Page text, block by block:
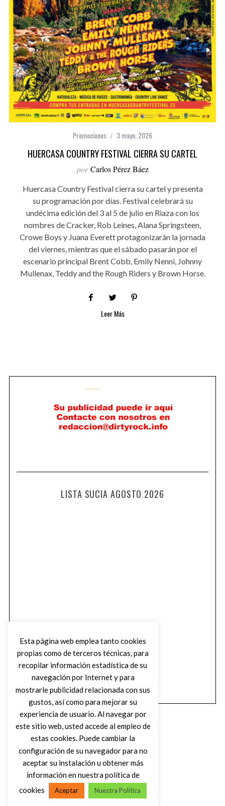
Promociones 3 mayo, 2026
HUERCASA COUNTRY FESTIVAL CIERRA SU CARTEL
por Carlos Pérez Báez
Huercasa Country Festival cierra su cartel y presenta
su programación por días. Festival celebrará su
undécima edición del 3 al 5 de julio en Riaza con los
nombres de Cracker, Rob Leines, Alana Springsteen,
Crowe Boys y Juana Everett protagonizarán la jornada
del viernes, mientras que el sábado pasarán por el
escenario principal Brent Cobb, Emily Nenni, Johnny
Mullenax, Teddy and the Rough Riders y Brown Horse.
Leer Más
LISTA SUCIA AGOSTO 2026
VOLVER AL INICIO
Esta página web emplea tanto cookies
propias como de terceros técnicas, para
recopilar información estadística de su
navegación por Internet y para
mostrarle publicidad relacionada con sus
gustos, así como para mejorar su
experiencia de usuario. Al navegar por
este sitio web, usted accede al empleo de
estas cookies. Puede cambiar la
configuración de su navegador para no
aceptar su instalación u obtener más
información en nuestra política de
cookies
Aceptar Nuestra Política